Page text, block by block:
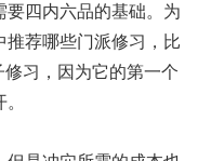
要四内六品的基础。为
推荐哪些门派修习，比
习，因为它的第一个